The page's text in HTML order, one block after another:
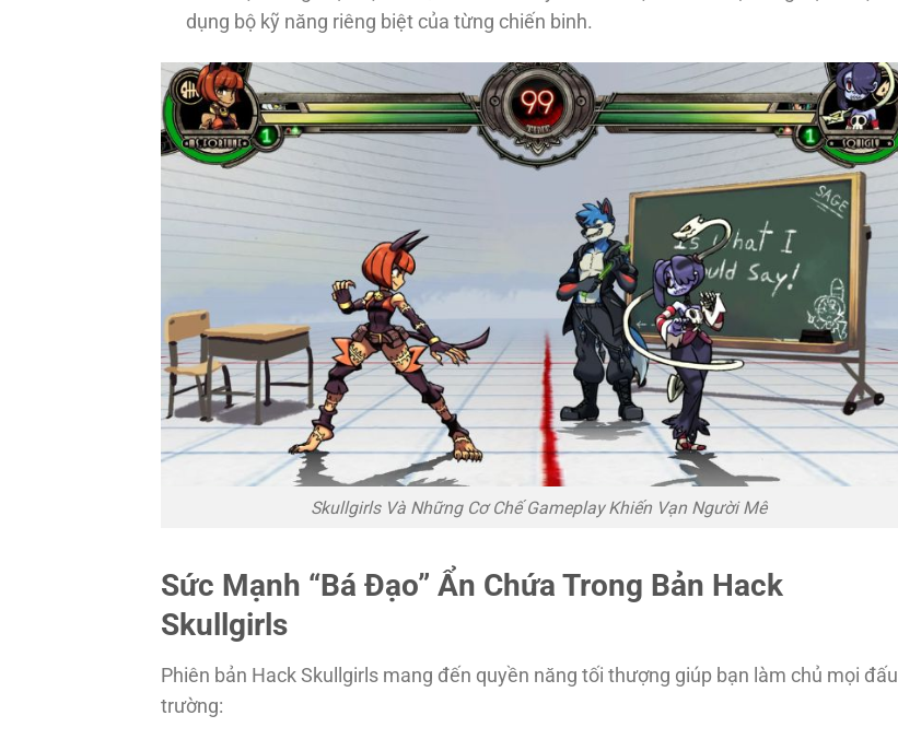
dụng bộ kỹ năng riêng biệt của từng chiến binh.
Skullgirls Và Những Cơ Chế Gameplay Khiến Vạn Người Mê
Sức Mạnh “Bá Đạo” Ẩn Chứa Trong Bản Hack
Skullgirls
Phiên bản Hack Skullgirls mang đến quyền năng tối thượng giúp bạn làm chủ mọi đấu
trường: